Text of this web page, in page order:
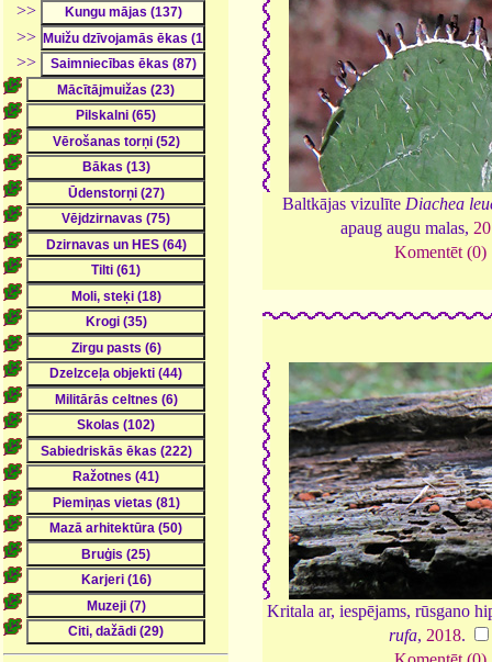
>>
>>
>>
Baltkājas vizulīte Diachea
apaug augu malas,
Komentēt (0)
Kritala ar, iespējams, rūsgano
rufa, 2018.